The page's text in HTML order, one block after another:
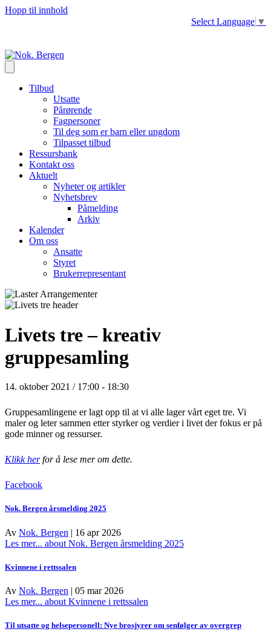
Hopp til innhold
Select Language ▼
Tilbud
Utsatte
Pårørende
Fagpersoner
Til deg som er barn eller ungdom
Tilpasset tilbud
Ressursbank
Kontakt oss
Aktuelt
Nyheter og artikler
Nyhetsbrev
Påmelding
Arkiv
Kalender
Om oss
Ansatte
Styret
Brukerrepresentant
Livets tre – kreativ
gruppesamling
14. oktober 2021 / 17:00 - 18:30
Gruppesamlingene er lagt opp til at vi alle lager vårt eget tre. Vi
maler og leter sammen etter styrker og verdier i livet der fokus er på
gode minner og ressurser.
Klikk herfor å lese mer om dette.
Facebook
Nok. Bergen årsmelding 2025
Av Nok. Bergen | 16 apr 2026
Les mer... about Nok. Bergen årsmelding 2025
Kvinnene i rettssalen
Av Nok. Bergen | 05 mar 2026
Les mer... about Kvinnene i rettssalen
Til utsatte og helsepersonell: Nye brosjyrer om senfølger av overgrep